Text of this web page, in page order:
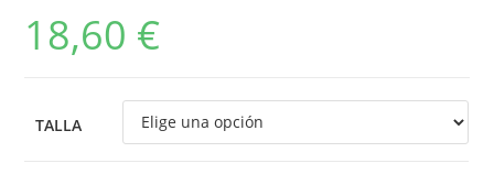
18,60 €
TALLA